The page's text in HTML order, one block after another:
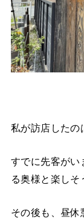
私が訪店したの
すでに先客がい
る奥様と楽しそ
その後も、昼休